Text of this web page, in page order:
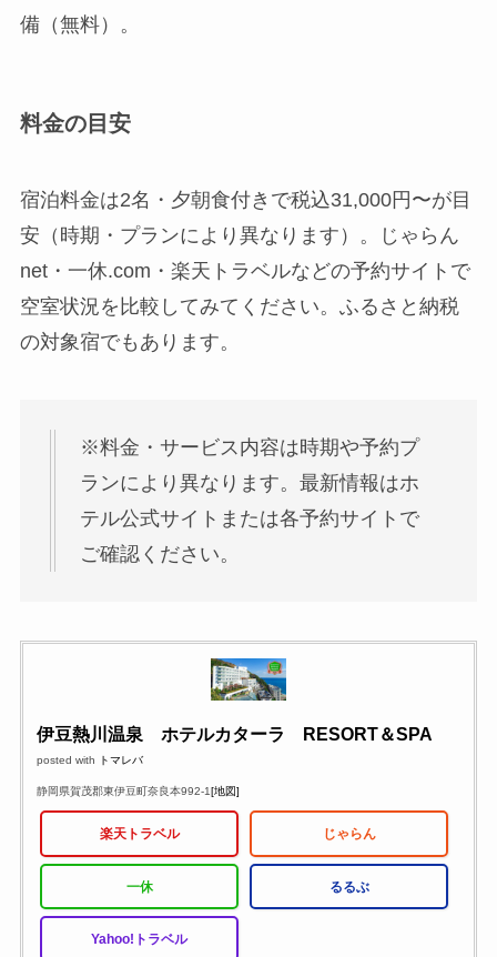
備（無料）。
料金の目安
宿泊料金は2名・夕朝食付きで税込31,000円〜が目
安（時期・プランにより異なります）。じゃらん
net・一休.com・楽天トラベルなどの予約サイトで
空室状況を比較してみてください。ふるさと納税
の対象宿でもあります。
※料金・サービス内容は時期や予約プ
ランにより異なります。最新情報はホ
テル公式サイトまたは各予約サイトで
ご確認ください。
伊豆熱川温泉 ホテルカターラ RESORT＆SPA
posted with トマレバ
静岡県賀茂郡東伊豆町奈良本992-1[地図]
楽天トラベル じゃらん
一休 るるぶ
Yahoo!トラベル